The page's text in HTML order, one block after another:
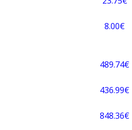
8.00€
489.74€
436.99€
848.36€